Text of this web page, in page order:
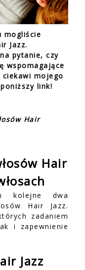
mogliście
Jazz.
pytanie, czy
wspomagające
ciekawi mojego
link!
Hair
Hair
kolejne dwa
Hair Jazz.
zadaniem
i zapewnienie
Jazz